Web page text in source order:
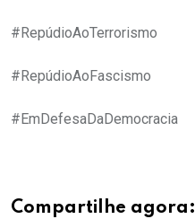
#RepúdioAoTerrorismo
#RepúdioAoFascismo
#EmDefesaDaDemocracia
Compartilhe agora: